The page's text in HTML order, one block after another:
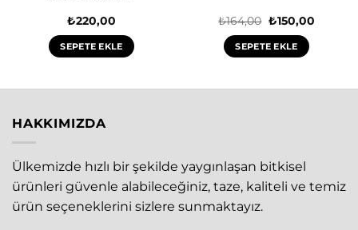
₺220,00
SEPETE EKLE
₺164,00 Orijinal
₺164,00.
₺150,00Şu
SEPETE EKLE
HAKKIMIZDA
Ülkemizde hızlı bir şekilde yaygınlaşan bitkisel
ürünleri güvenle alabileceğiniz, taze, kaliteli ve temiz
ürün seçeneklerini sizlere sunmaktayız.